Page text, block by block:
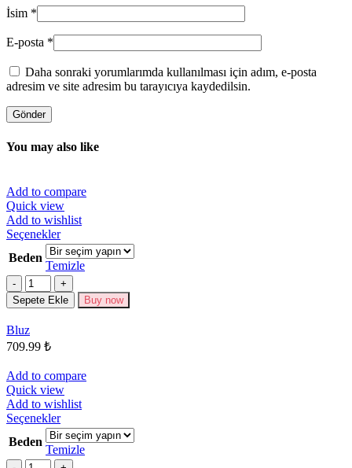
İsim *
E-posta *
Daha sonraki yorumlarımda kullanılması için adım, e-posta
adresim ve site adresim bu tarayıcıya kaydedilsin.
You may also like
Add to compare
Quick view
Add to wishlist
SeçeneklerBu
ürünün
birden
fazla
varyasyonu
var.
Beden
Temizle
Miktar
Sepete Ekle Buy now
Bluz
709.99 ₺
Add to compare
Quick view
Add to wishlist
SeçeneklerBu
ürünün
birden
fazla
Beden
Temizle
Miktar